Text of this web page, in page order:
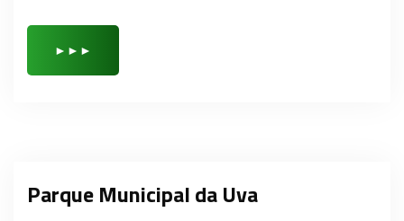
►►►
Parque Municipal da Uva